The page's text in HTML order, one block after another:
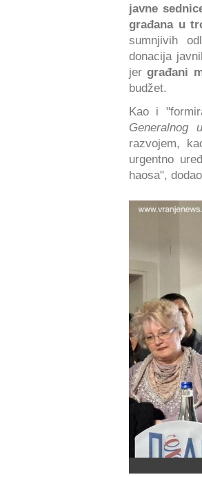
javne
građana u
sumnjivih
donacija
jergrađani
budžet.
Kao i
Generalnog
razvojem,
urgentno
haosa",